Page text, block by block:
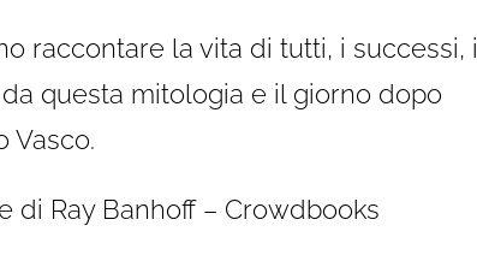
raccontare la vita di tutti, i successi, i
questa mitologia e il giorno dopo
Vasco.